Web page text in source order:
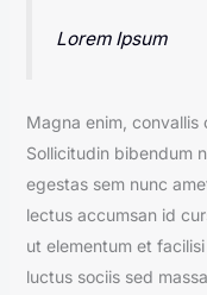
Lorem Ipsum
Magna enim, convallis
Sollicitudin bibendum
egestas sem nunc
lectus accumsan id
ut elementum et
luctus sociis sed